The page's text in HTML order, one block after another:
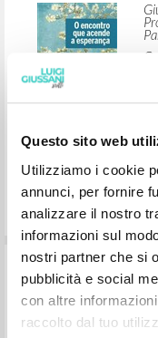
Questo sito web
Utilizziamo i cookie
annunci, per fornire
analizzare il nostro
informazioni sul
nostri partner che si
pubblicità e social
con altre
raccolto dal tuo
O encontro